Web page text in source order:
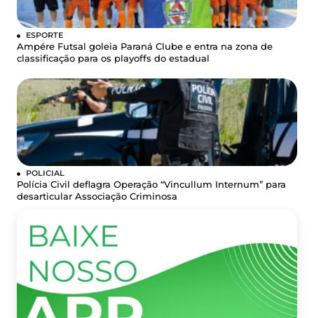
ESPORTE
Ampére Futsal goleia Paraná Clube e entra na zona de
classificação para os playoffs do estadual
POLICIAL
Polícia Civil deflagra Operação “Vincullum Internum” para
desarticular Associação Criminosa